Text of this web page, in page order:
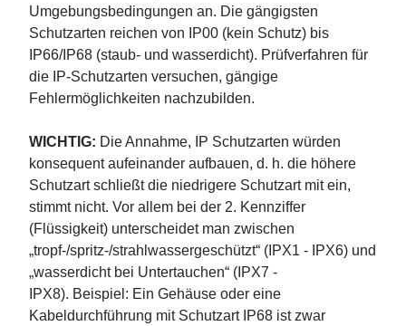
Umgebungsbedingungen an. Die gängigsten
Schutzarten reichen von IP00 (kein Schutz) bis
IP66/IP68 (staub- und wasserdicht). Prüfverfahren für
die IP-Schutzarten versuchen, gängige
Fehlermöglichkeiten nachzubilden.
WICHTIG: Die Annahme, IP Schutzarten würden
konsequent aufeinander aufbauen, d. h. die höhere
Schutzart schließt die niedrigere Schutzart mit ein,
stimmt nicht. Vor allem bei der 2. Kennziffer
(Flüssigkeit) unterscheidet man zwischen
„tropf-/spritz-/strahlwassergeschützt“ (IPX1 - IPX6) und
„wasserdicht bei Untertauchen“ (IPX7 -
IPX8). Beispiel: Ein Gehäuse oder eine
Kabeldurchführung mit Schutzart IP68 ist zwar